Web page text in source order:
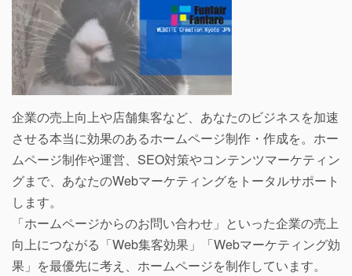
企業の売上向上や店舗集客など、あなたのビジネスを加速
させる本当に効果のあるホームページ制作・作成を。ホー
ムページ制作や運営、SEO対策やコンテンツマーケティン
グまで、あなたのWebマーケティングをトータルサポート
します。
「ホームページからのお問い合わせ」といった企業の売上
向上につながる「Web集客効果」「Webマーケティング効
果」を最優先に考え、ホームページを制作しています。